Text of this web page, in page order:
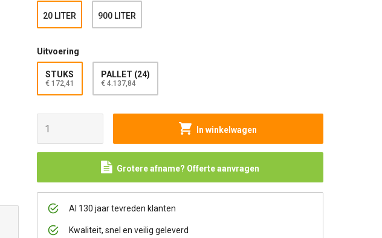
20 LITER 900 LITER
Uitvoering
STUKS
€ 172,41
PALLET (24)
€ 4.137,84
In winkelwagen
Grotere afname? Offerte aanvragen
Al 130 jaar tevreden klanten
Kwaliteit, snel en veilig geleverd